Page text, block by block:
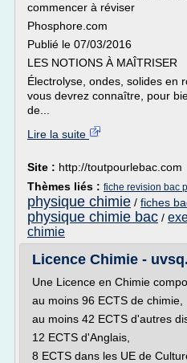
commencer à réviser
Phosphore.com
Publié le 07/03/2016
LES NOTIONS À MAÎTRISER
Électrolyse, ondes, solides en
vous devrez connaître, pour
de...
Lire la suite
Site : http://toutpourlebac.com
Thèmes liés : fiche revision bac
physique chimie / fiches
physique chimie bac /
chimie
Licence Chimie -
Une Licence en Chimie
au moins 96 ECTS de chimie,
au moins 42 ECTS d'autres
12 ECTS d'Anglais,
8 ECTS dans les UE de